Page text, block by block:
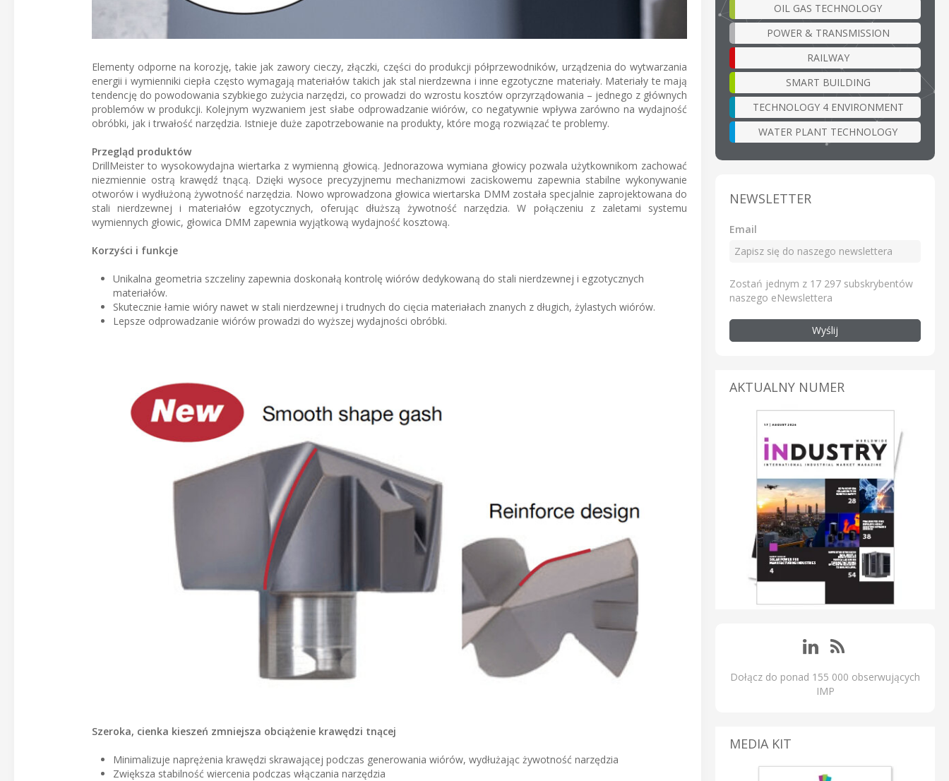
Elementy odporne na korozję, takie jak zawory cieczy, złączki, części do produkcji półprzewodników, urządzenia do wytwarzania
energii i wymienniki ciepła często wymagają materiałów takich jak stal nierdzewna i inne egzotyczne materiały. Materiały te mają
tendencję do powodowania szybkiego zużycia narzędzi, co prowadzi do wzrostu kosztów oprzyrządowania – jednego z głównych
problemów w produkcji. Kolejnym wyzwaniem jest słabe odprowadzanie wiórów, co negatywnie wpływa zarówno na wydajność
obróbki, jak i trwałość narzędzia. Istnieje duże zapotrzebowanie na produkty, które mogą rozwiązać te problemy.
Przegląd produktów
DrillMeister to wysokowydajna wiertarka z wymienną głowicą. Jednorazowa wymiana głowicy pozwala użytkownikom zachować
niezmiennie ostrą krawędź tnącą. Dzięki wysoce precyzyjnemu mechanizmowi zaciskowemu zapewnia stabilne wykonywanie
otworów i wydłużoną żywotność narzędzia. Nowo wprowadzona głowica wiertarska DMM została specjalnie zaprojektowana do
stali nierdzewnej i materiałów egzotycznych, oferując dłuższą żywotność narzędzia. W połączeniu z zaletami systemu
wymiennych głowic, głowica DMM zapewnia wyjątkową wydajność kosztową.
Korzyści i funkcje
Unikalna geometria szczeliny zapewnia doskonałą kontrolę wiórów dedykowaną do stali nierdzewnej i egzotycznych
materiałów.
Skutecznie łamie wióry nawet w stali nierdzewnej i trudnych do cięcia materiałach znanych z długich, żylastych wiórów.
Lepsze odprowadzanie wiórów prowadzi do wyższej wydajności obróbki.
Szeroka, cienka kieszeń zmniejsza obciążenie krawędzi tnącej
Minimalizuje naprężenia krawędzi skrawającej podczas generowania wiórów, wydłużając żywotność narzędzia
Zwiększa stabilność wiercenia podczas włączania narzędzia
OIL GAS TECHNOLOGY
POWER & TRANSMISSION
RAILWAY
SMART BUILDING
TECHNOLOGY 4 ENVIRONMENT
WATER PLANT TECHNOLOGY
NEWSLETTER
Email
Zostań jednym z 17 297 subskrybentów
naszego eNewslettera
Wyślij
AKTUALNY NUMER
Dołącz do ponad 155 000 obserwujących
IMP
MEDIA KIT